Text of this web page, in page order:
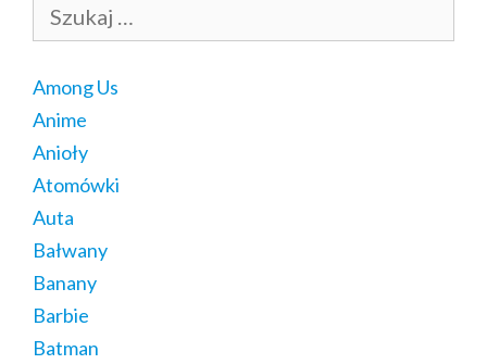
Among Us
Anime
Anioły
Atomówki
Auta
Bałwany
Banany
Barbie
Batman